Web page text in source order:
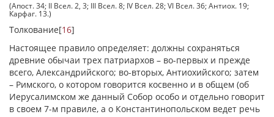
(Апост. 34; II Всел. 2, 3; III Всел. 8; IV Всел. 28; VI Всел. 36; Антиох. 19;
Карфаг. 13.)
Толкование[16]
Настоящее правило определяет: должны сохраняться
древние обычаи трех патриархов – во-первых и прежде
всего, Александрийского; во-вторых, Антиохийского; затем
– Римского, о котором говорится косвенно и в общем (об
Иерусалимском же данный Собор особо и отдельно говорит
в своем 7-м правиле, a о Константинопольском ведет речь